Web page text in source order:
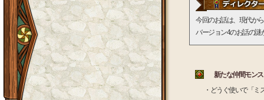
今回のお話は、現代か
バージョン4のお話の謎
新たな仲間モン
・どうぐ使いで「